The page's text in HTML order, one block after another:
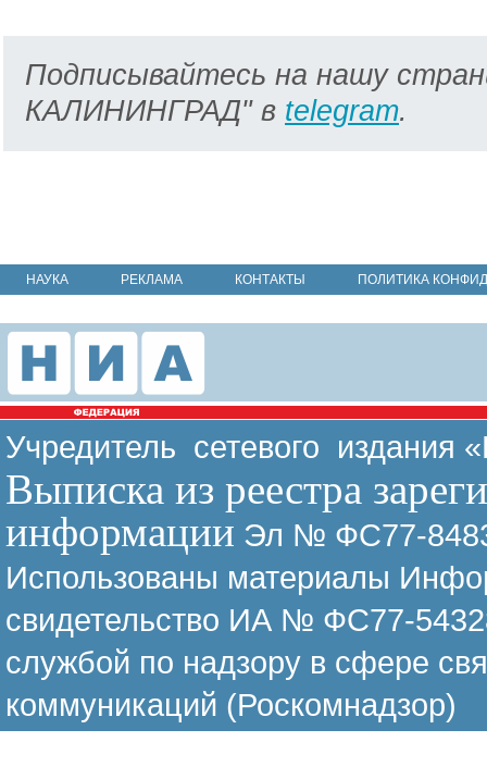
Подписывайтесь на нашу
КАЛИНИНГРАД" в telegram.
НАУКА РЕКЛАМА КОНТАКТЫ ПОЛИТИКА
Учредитель сетевого издания
Выписка из реестра
информации Эл № ФС77-
Использованы материалы
свидетельство ИА № ФС77-
службой по надзору в сфере
коммуникаций (Роскомнадзор)